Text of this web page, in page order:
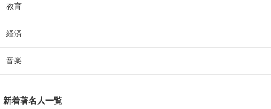
教育
経済
音楽
新着著名人一覧